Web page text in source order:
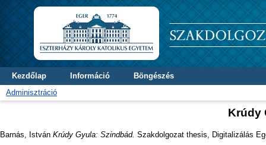
Kezdőlap Információ
Böngészés
Adminisztráció
Krúdy
Barnás, István Krúdy Gyula: Szindbád. Szakdolgozat thesis, Digitalizálás